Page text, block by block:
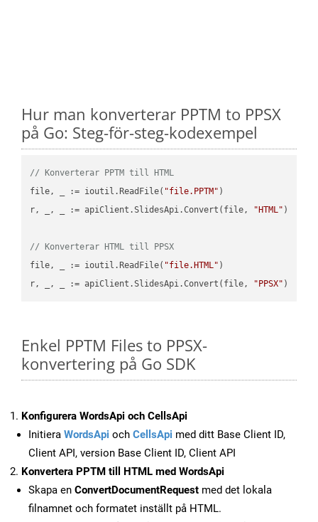
Hur man konverterar PPTM to PPSX
på Go: Steg-för-steg-kodexempel
// Konverterar PPTM till HTML
file, _ := ioutil.ReadFile( "file.PPTM" )
r, _, _ := apiClient.SlidesApi.Convert(file,
"HTML" )
// Konverterar HTML till PPSX
file, _ := ioutil.ReadFile( "file.HTML" )
r, _, _ := apiClient.SlidesApi.Convert(file,
"PPSX"
Enkel PPTM Files to PPSX-
konvertering på Go SDK
Konfigurera WordsApi och CellsApi
Initiera WordsApi och CellsApi med ditt Base Client ID,
Client API, version Base Client ID, Client API
Konvertera PPTM till HTML med WordsApi
Skapa en ConvertDocumentRequest med det lokala
filnamnet och formatet inställt på HTML.